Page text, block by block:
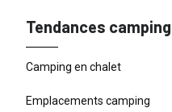
Tendances camping
Camping en chalet
Emplacements camping